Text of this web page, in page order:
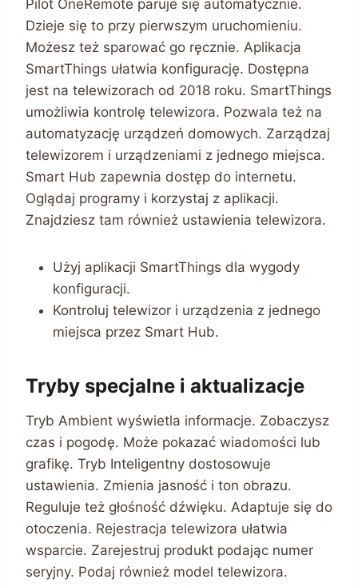
Pilot OneRemote paruje się automatycznie.
Dzieje się to przy pierwszym uruchomieniu.
Możesz też sparować go ręcznie. Aplikacja
SmartThings ułatwia konfigurację. Dostępna
jest na telewizorach od 2018 roku. SmartThings
umożliwia kontrolę telewizora. Pozwala też na
automatyzację urządzeń domowych. Zarządzaj
telewizorem i urządzeniami z jednego miejsca.
Smart Hub zapewnia dostęp do internetu.
Oglądaj programy i korzystaj z aplikacji.
Znajdziesz tam również ustawienia telewizora.
Użyj aplikacji SmartThings dla wygody
konfiguracji.
Kontroluj telewizor i urządzenia z jednego
miejsca przez Smart Hub.
Tryby specjalne i aktualizacje
Tryb Ambient wyświetla informacje. Zobaczysz
czas i pogodę. Może pokazać wiadomości lub
grafikę. Tryb Inteligentny dostosowuje
ustawienia. Zmienia jasność i ton obrazu.
Reguluje też głośność dźwięku. Adaptuje się do
otoczenia. Rejestracja telewizora ułatwia
wsparcie. Zarejestruj produkt podając numer
seryjny. Podaj również model telewizora.